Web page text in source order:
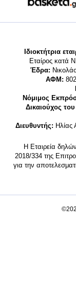
Ιδιοκτήτρια
Εταίρος κατά
Έδρα:
ΑΦΜ:
Νόμιμος
Δικαιούχος
Διευθυντής: Ηλίας
Η Εταιρεία
2018/334 της
για την